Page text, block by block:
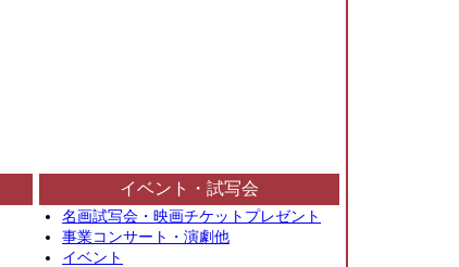
イベント・試写会
名画試写会・映画チケットプレゼント
事業コンサート・演劇他
イベント